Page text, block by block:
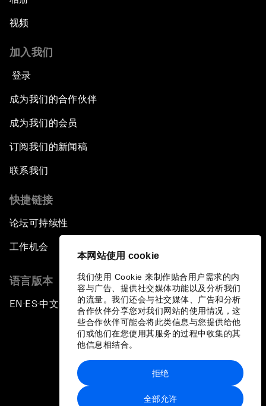
本网站使用 cookie
我们使用 Cookie 来制作贴合用户需求的内
容与广告、提供社交媒体功能以及分析我们
的流量。我们还会与社交媒体、广告和分析
合作伙伴分享您对我们网站的使用情况，这
些合作伙伴可能会将此类信息与您提供给他
们或他们在您使用其服务的过程中收集的其
他信息相结合。
全部允许
拒绝
视频
加入我们
登录
成为我们的合作伙伴
成为我们的会员
订阅我们的新闻稿
联系我们
快捷链接
论坛可持续性
工作机会
语言版本
EN ▪ES▪中文▪ 日本語